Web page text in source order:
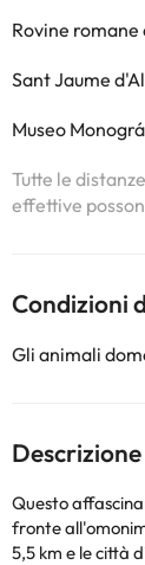
Rovine
Sant Jaume
Museo
Tutte le
effettive
Condizioni
Gli animali
Questo
fronte
5,5 km e le città